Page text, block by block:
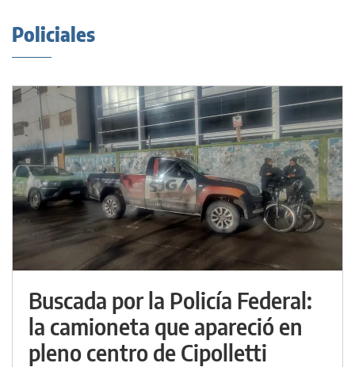
Policiales
Buscada por la Policía Federal:
la camioneta que apareció en
pleno centro de Cipolletti